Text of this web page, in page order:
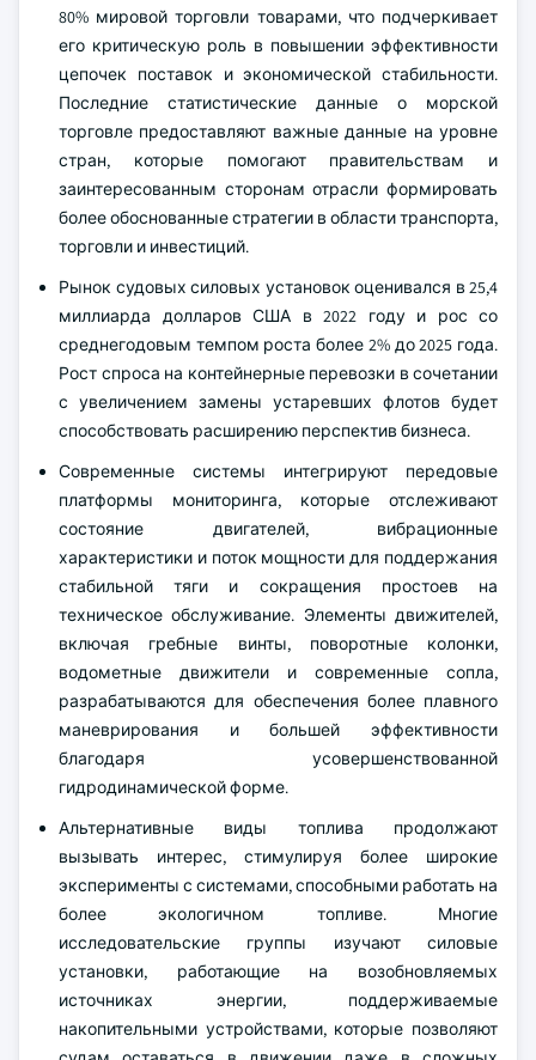
80% мировой торговли товарами, что подчеркивает
его критическую роль в повышении эффективности
цепочек поставок и экономической стабильности.
Последние статистические данные о морской
торговле предоставляют важные данные на уровне
стран, которые помогают правительствам и
заинтересованным сторонам отрасли формировать
более обоснованные стратегии в области транспорта,
торговли и инвестиций.
Рынок судовых силовых установок оценивался в 25,4
миллиарда долларов США в 2022 году и рос со
среднегодовым темпом роста более 2% до 2025 года.
Рост спроса на контейнерные перевозки в сочетании
с увеличением замены устаревших флотов будет
способствовать расширению перспектив бизнеса.
Современные системы интегрируют передовые
платформы мониторинга, которые отслеживают
состояние двигателей, вибрационные
характеристики и поток мощности для поддержания
стабильной тяги и сокращения простоев на
техническое обслуживание. Элементы движителей,
включая гребные винты, поворотные колонки,
водометные движители и современные сопла,
разрабатываются для обеспечения более плавного
маневрирования и большей эффективности
благодаря усовершенствованной
гидродинамической форме.
Альтернативные виды топлива продолжают
вызывать интерес, стимулируя более широкие
эксперименты с системами, способными работать на
более экологичном топливе. Многие
исследовательские группы изучают силовые
установки, работающие на возобновляемых
источниках энергии, поддерживаемые
накопительными устройствами, которые позволяют